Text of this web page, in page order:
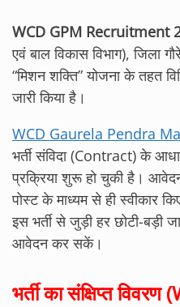
WCD GPM Recruitment
एवं बाल विकास विभाग), जिला
“मिशन शक्ति” योजना के तहत
जारी किया है।
WCD Gaurela Pendra
भर्ती संविदा (Contract) के
प्रक्रिया शुरू हो चुकी है।
पोस्ट के माध्यम से ही स्वीकार
इस भर्ती से जुड़ी हर छोटी-बड़ी
आवेदन कर सकें।
भर्ती का संक्षिप्त